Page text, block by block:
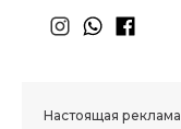
Настоящая